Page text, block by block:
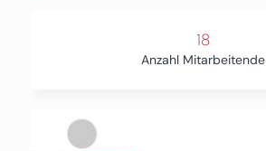
18
Anzahl Mitarbeitende